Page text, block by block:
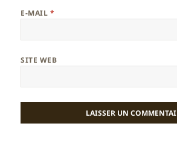
E-MAIL *
SITE WEB